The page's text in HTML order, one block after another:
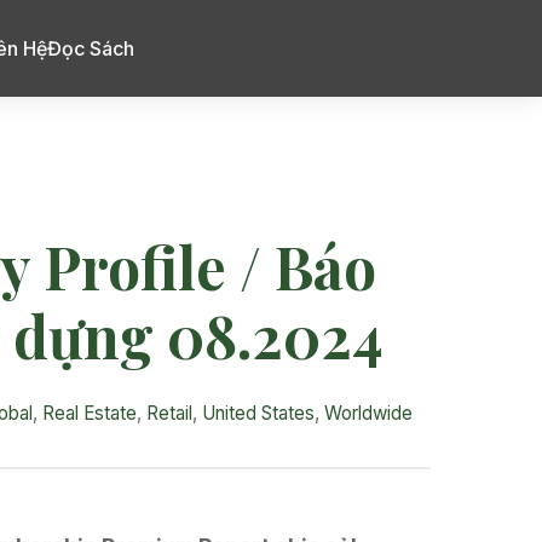
HệĐọc Sách
Profile / Báo
08.2024
, Real Estate, Retail, United States, Worldwide